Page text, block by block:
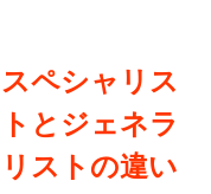
スペシャリス
トとジェネラ
リストの違い